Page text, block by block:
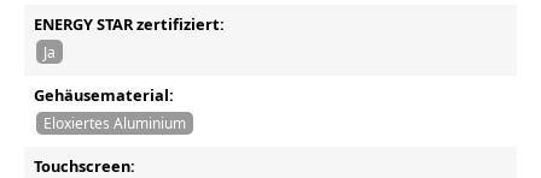
ENERGY STAR zertifiziert:
Ja
Gehäusematerial:
Eloxiertes Aluminium
Touchscreen: